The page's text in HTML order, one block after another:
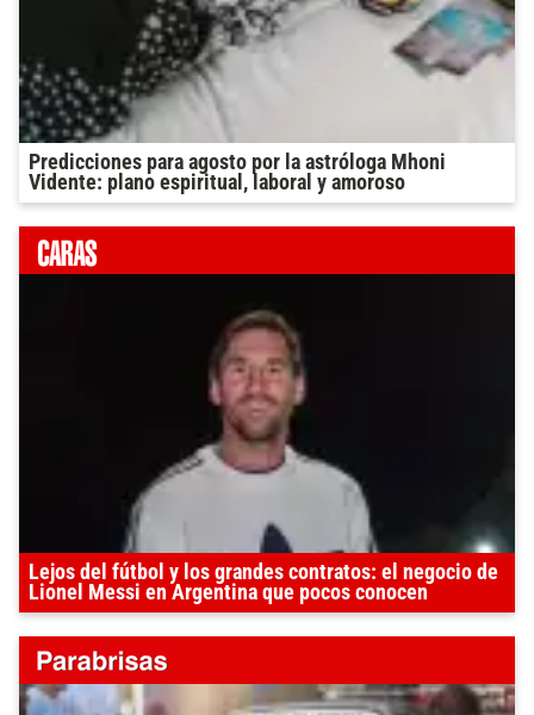
Predicciones para agosto por la astróloga Mhoni
Vidente: plano espiritual, laboral y amoroso
Lejos del fútbol y los grandes contratos: el negocio de
Lionel Messi en Argentina que pocos conocen